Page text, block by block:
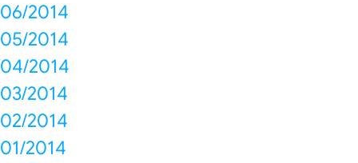
06/2014
05/2014
04/2014
03/2014
02/2014
01/2014